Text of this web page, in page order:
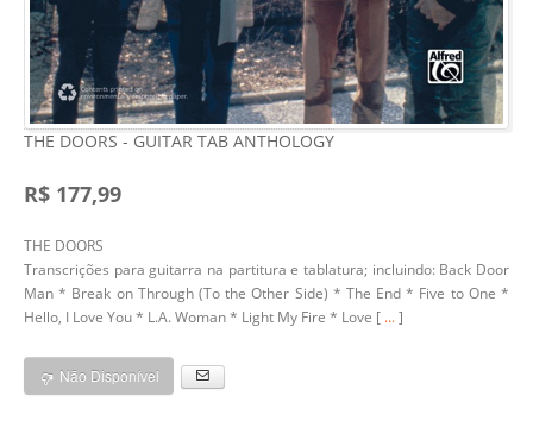
THE DOORS - GUITAR TAB ANTHOLOGY
R$ 177,99
THE DOORS
Transcrições para guitarra na partitura e tablatura; incluindo: Back Door
Man * Break on Through (To the Other Side) * The End * Five to One *
Hello, I Love You * L.A. Woman * Light My Fire * Love [ ...]
Não Disponível